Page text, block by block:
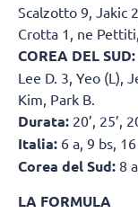
Scalzotto 9, Jakic
Crotta 1, ne
COREA DEL SUD:
Lee D. 3, Yeo (L),
Kim, Park B.
Durata: 20’, 25’,
Italia: 6 a, 9 bs,
Corea del Sud: 8
LA FORMULA